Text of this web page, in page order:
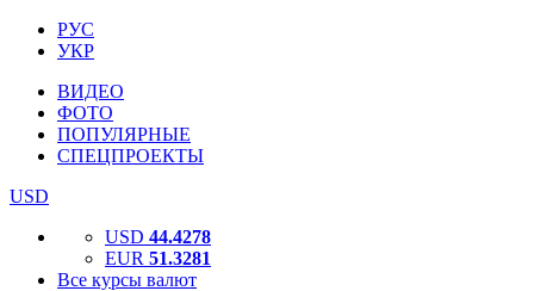
РУС
УКР
ВИДЕО
ФОТО
ПОПУЛЯРНЫЕ
СПЕЦПРОЕКТЫ
USD
USD 44.4278
EUR 51.3281
Все курсы валют